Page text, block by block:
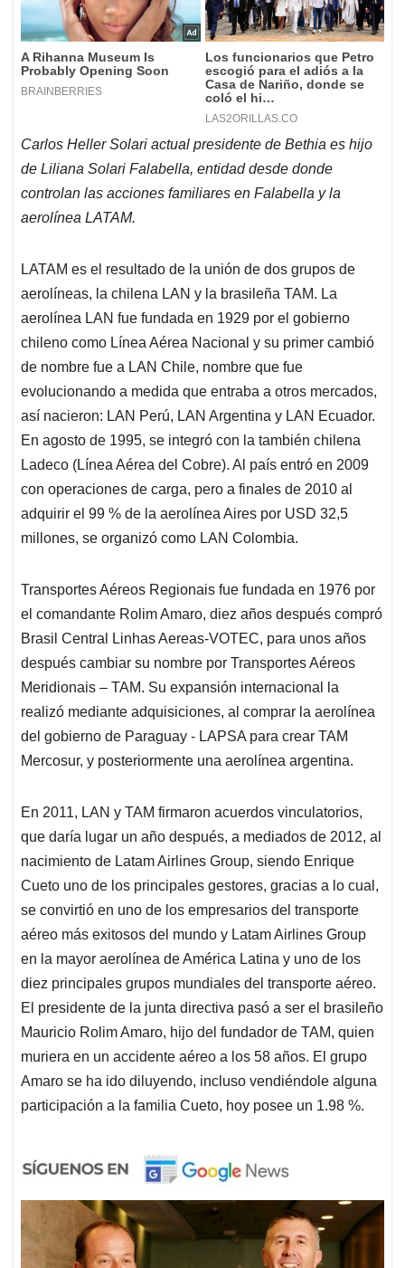
Carlos Heller Solari actual presidente de Bethia es hijo
de Liliana Solari Falabella, entidad desde donde
controlan las acciones familiares en Falabella y la
aerolínea LATAM.
LATAM es el resultado de la unión de dos grupos de
aerolíneas, la chilena LAN y la brasileña TAM. La
aerolínea LAN fue fundada en 1929 por el gobierno
chileno como Línea Aérea Nacional y su primer cambió
de nombre fue a LAN Chile, nombre que fue
evolucionando a medida que entraba a otros mercados,
así nacieron: LAN Perú, LAN Argentina y LAN Ecuador.
En agosto de 1995, se integró con la también chilena
Ladeco (Línea Aérea del Cobre). Al país entró en 2009
con operaciones de carga, pero a finales de 2010 al
adquirir el 99 % de la aerolínea Aires por USD 32,5
millones, se organizó como LAN Colombia.
Transportes Aéreos Regionais fue fundada en 1976 por
el comandante Rolim Amaro, diez años después compró
Brasil Central Linhas Aereas-VOTEC, para unos años
después cambiar su nombre por Transportes Aéreos
Meridionais – TAM. Su expansión internacional la
realizó mediante adquisiciones, al comprar la aerolínea
del gobierno de Paraguay - LAPSA para crear TAM
Mercosur, y posteriormente una aerolínea argentina.
En 2011, LAN y TAM firmaron acuerdos vinculatorios,
que daría lugar un año después, a mediados de 2012, al
nacimiento de Latam Airlines Group, siendo Enrique
Cueto uno de los principales gestores, gracias a lo cual,
se convirtió en uno de los empresarios del transporte
aéreo más exitosos del mundo y Latam Airlines Group
en la mayor aerolínea de América Latina y uno de los
diez principales grupos mundiales del transporte aéreo.
El presidente de la junta directiva pasó a ser el brasileño
Mauricio Rolim Amaro, hijo del fundador de TAM, quien
muriera en un accidente aéreo a los 58 años. El grupo
Amaro se ha ido diluyendo, incluso vendiéndole alguna
participación a la familia Cueto, hoy posee un 1.98 %.